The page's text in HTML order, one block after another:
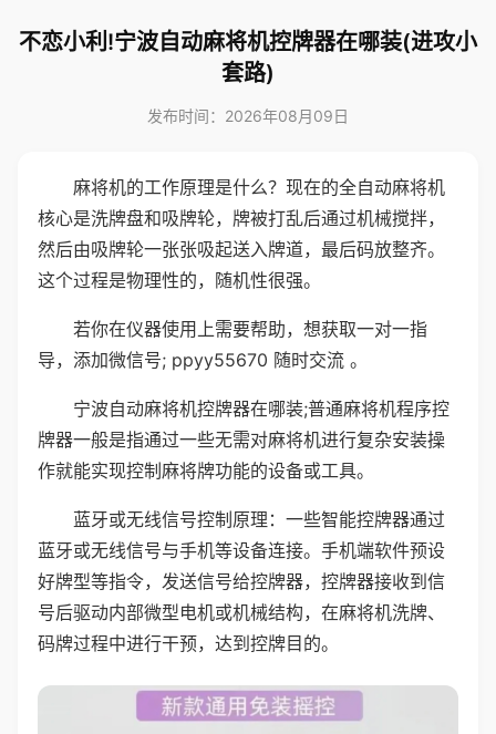
不恋小利!宁波自动麻将机控牌器在哪装(进攻小
套路)
发布时间：2026年08月09日
麻将机的工作原理是什么？现在的全自动麻将机
核心是洗牌盘和吸牌轮，牌被打乱后通过机械搅拌，
然后由吸牌轮一张张吸起送入牌道，最后码放整齐。
这个过程是物理性的，随机性很强。
若你在仪器使用上需要帮助，想获取一对一指
导，添加微信号; ppyy55670 随时交流 。
宁波自动麻将机控牌器在哪装;普通麻将机程序控
牌器一般是指通过一些无需对麻将机进行复杂安装操
作就能实现控制麻将牌功能的设备或工具。
蓝牙或无线信号控制原理：一些智能控牌器通过
蓝牙或无线信号与手机等设备连接。手机端软件预设
好牌型等指令，发送信号给控牌器，控牌器接收到信
号后驱动内部微型电机或机械结构，在麻将机洗牌、
码牌过程中进行干预，达到控牌目的。